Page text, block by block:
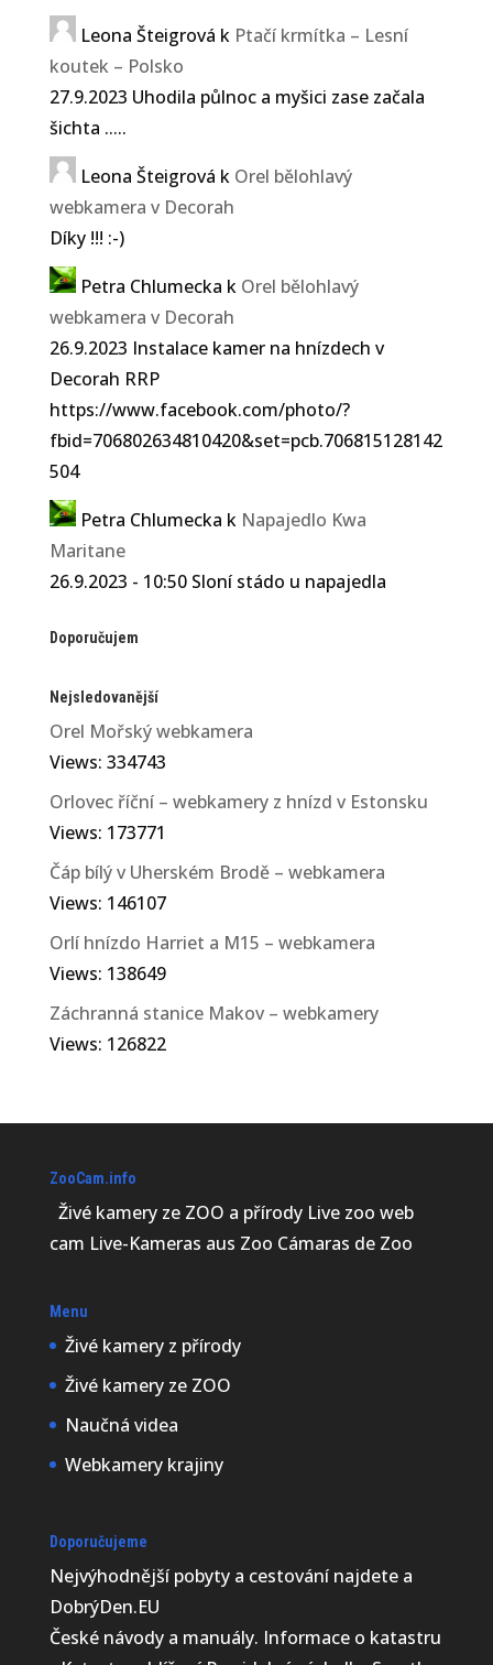
Leona Šteigrová k Ptačí krmítka – Lesní
koutek – Polsko
27.9.2023 Uhodila půlnoc a myšici zase začala
šichta .....
Leona Šteigrová k Orel bělohlavý
webkamera v Decorah
Díky !!! :-)
Petra Chlumecka k Orel bělohlavý
webkamera v Decorah
26.9.2023 Instalace kamer na hnízdech v
Decorah RRP
https://www.facebook.com/photo/?
fbid=706802634810420&set=pcb.706815128142
504
Petra Chlumecka k Napajedlo Kwa
Maritane
26.9.2023 - 10:50 Sloní stádo u napajedla
Doporučujem
Nejsledovanější
Orel Mořský webkamera
Views: 334743
Orlovec říční – webkamery z hnízd v Estonsku
Views: 173771
Čáp bílý v Uherském Brodě – webkamera
Views: 146107
Orlí hnízdo Harriet a M15 – webkamera
Views: 138649
Záchranná stanice Makov – webkamery
Views: 126822
ZooCam.info
Živé kamery ze ZOO a přírody Live zoo web
cam Live-Kameras aus Zoo Cámaras de Zoo
Menu
Živé kamery z přírody
Živé kamery ze ZOO
Naučná videa
Webkamery krajiny
Doporučujeme
Nejvýhodnější pobyty a cestování najdete a
DobrýDen.EU
České návodya manuály. Informace o katastru